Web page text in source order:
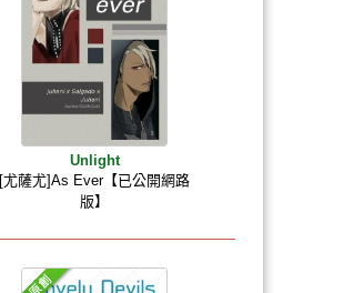
Unlight
[尤薩尤]As Ever【已公開網路
版】